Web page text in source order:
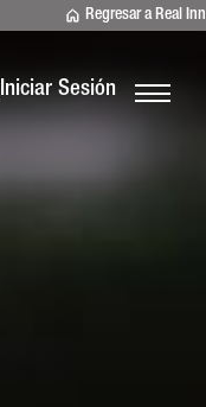
Regresar a Real Inn
Iniciar Sesión